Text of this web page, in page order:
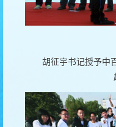
胡征宇书记授予中